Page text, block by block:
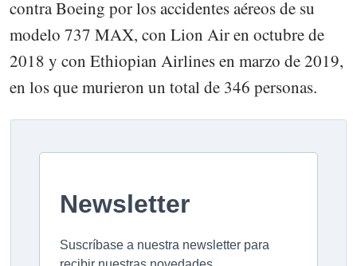
contra Boeing por los accidentes aéreos de su
modelo 737 MAX, con Lion Air en octubre de
2018 y con Ethiopian Airlines en marzo de 2019,
en los que murieron un total de 346 personas.